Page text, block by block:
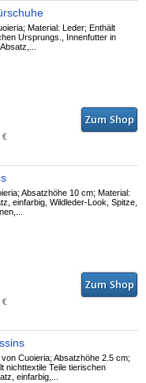
Material: Leder; Enthält
Ursprungs., Innenfutter in
€
Absatzhöhe 10 cm; Material:
einfarbig, Wildleder-Look, Spitze,
€
Cuoieria; Absatzhöhe 2.5 cm;
nichttextile Teile tierischen
einfarbig,...